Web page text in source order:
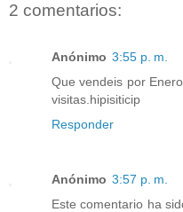
2 comentarios:
Anónimo 3:55 p. m.
Que vendeis por
visitas.hipisiticip
Responder
Anónimo 3:57 p. m.
Este comentario ha